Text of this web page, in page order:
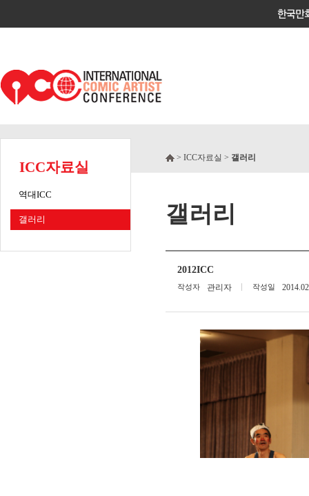
ICC자료실
역대ICC
갤러리
> ICC자료실 > 갤러리
갤러리
2012ICC
작성자 관리자 작성일